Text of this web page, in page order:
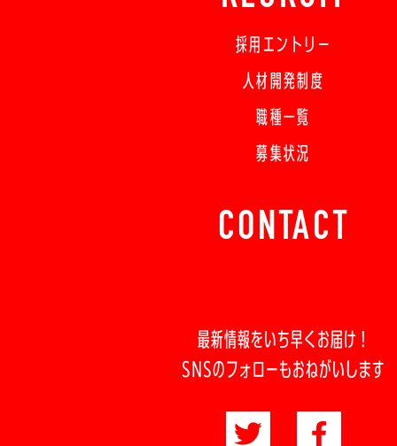
採用エントリー
人材開発制度
職種一覧
募集状況
CONTACT
最新情報をいち早くお届け！
SNSのフォローもおねがいします